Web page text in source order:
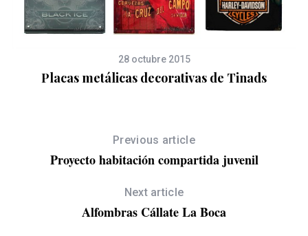
28 octubre 2015
Placas metálicas decorativas de Tinads
Previous article
Proyecto habitación compartida juvenil
Next article
Alfombras Cállate La Boca